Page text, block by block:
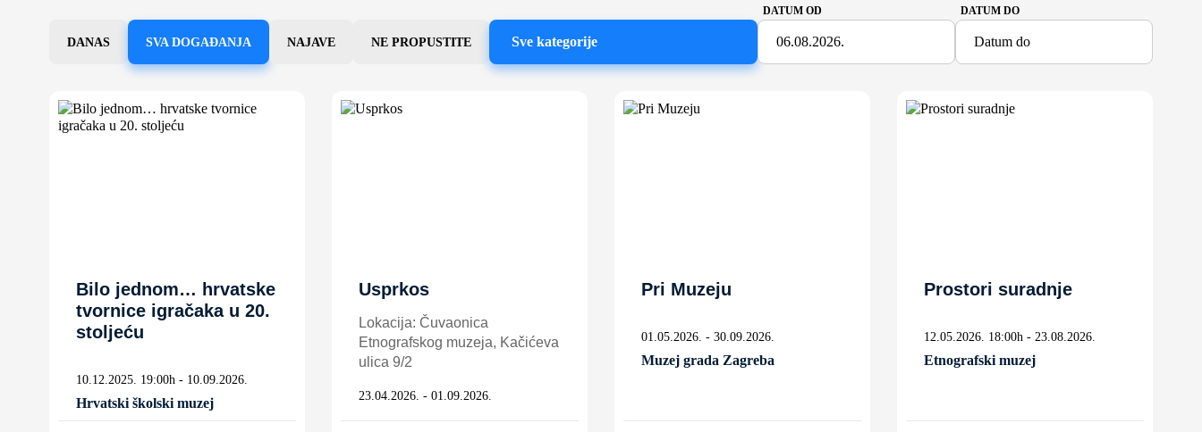
DANAS SVA DOGAĐANJA NAJAVE NE PROPUSTITE Sve kategorije
DATUM OD DATUM DO
Bilo jednom… hrvatske
tvornice igračaka u 20.
stoljeću
10.12.2025. 19:00h - 10.09.2026.
Hrvatski školski muzej
Usprkos
Lokacija: Čuvaonica
Etnografskog muzeja, Kačićeva
ulica 9/2
23.04.2026. - 01.09.2026.
Pri Muzeju
01.05.2026. - 30.09.2026.
Muzej grada Zagreba
Prostori suradnje
12.05.2026. 18:00h - 23.08.2026.
Etnografski muzej